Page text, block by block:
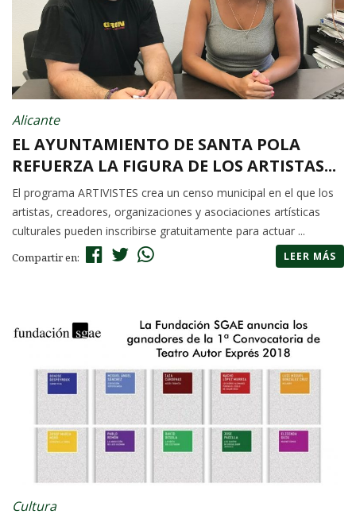
Alicante
EL AYUNTAMIENTO DE SANTA POLA
REFUERZA LA FIGURA DE LOS ARTISTAS...
El programa ARTIVISTES crea un censo municipal en el que los
artistas, creadores, organizaciones y asociaciones artísticas
culturales pueden inscribirse gratuitamente para actuar ...
Compartir en: LEER MÁS
Cultura